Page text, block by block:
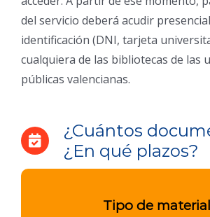
del servicio deberá acudir
identificación (DNI, tarjeta
cualquiera de las bibliotecas de las
públicas valencianas.
¿Cuántos
¿En qué plazos?
días de préstamo.Tipo de material